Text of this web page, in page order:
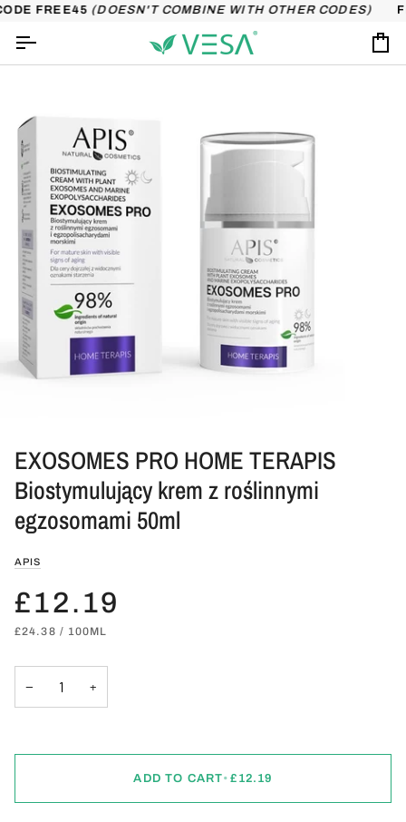
Skip
content
FREE45(DOESN'T COMBINE WITH OTHER CODES)
EXOSOMES PRO HOME TERAPIS
Biostymulujący krem z roślinnymi
egzosomami 50ml
APIS
£12.19
UNIT
£24.38 /PER
100ML
− +
ADD TO CART• £12.19